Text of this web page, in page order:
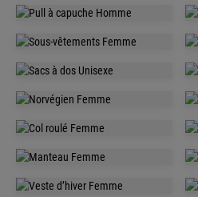
VESTE SOFTSHELL
HOMME
GILETS
HOMME
PULL À CAPUCHE
FEMME
SOUS-VÊTEMENTS
UNISEXE
SACS À DOS
FEMME
NORVÉGIEN
FEMME
COL ROULÉ
FEMME